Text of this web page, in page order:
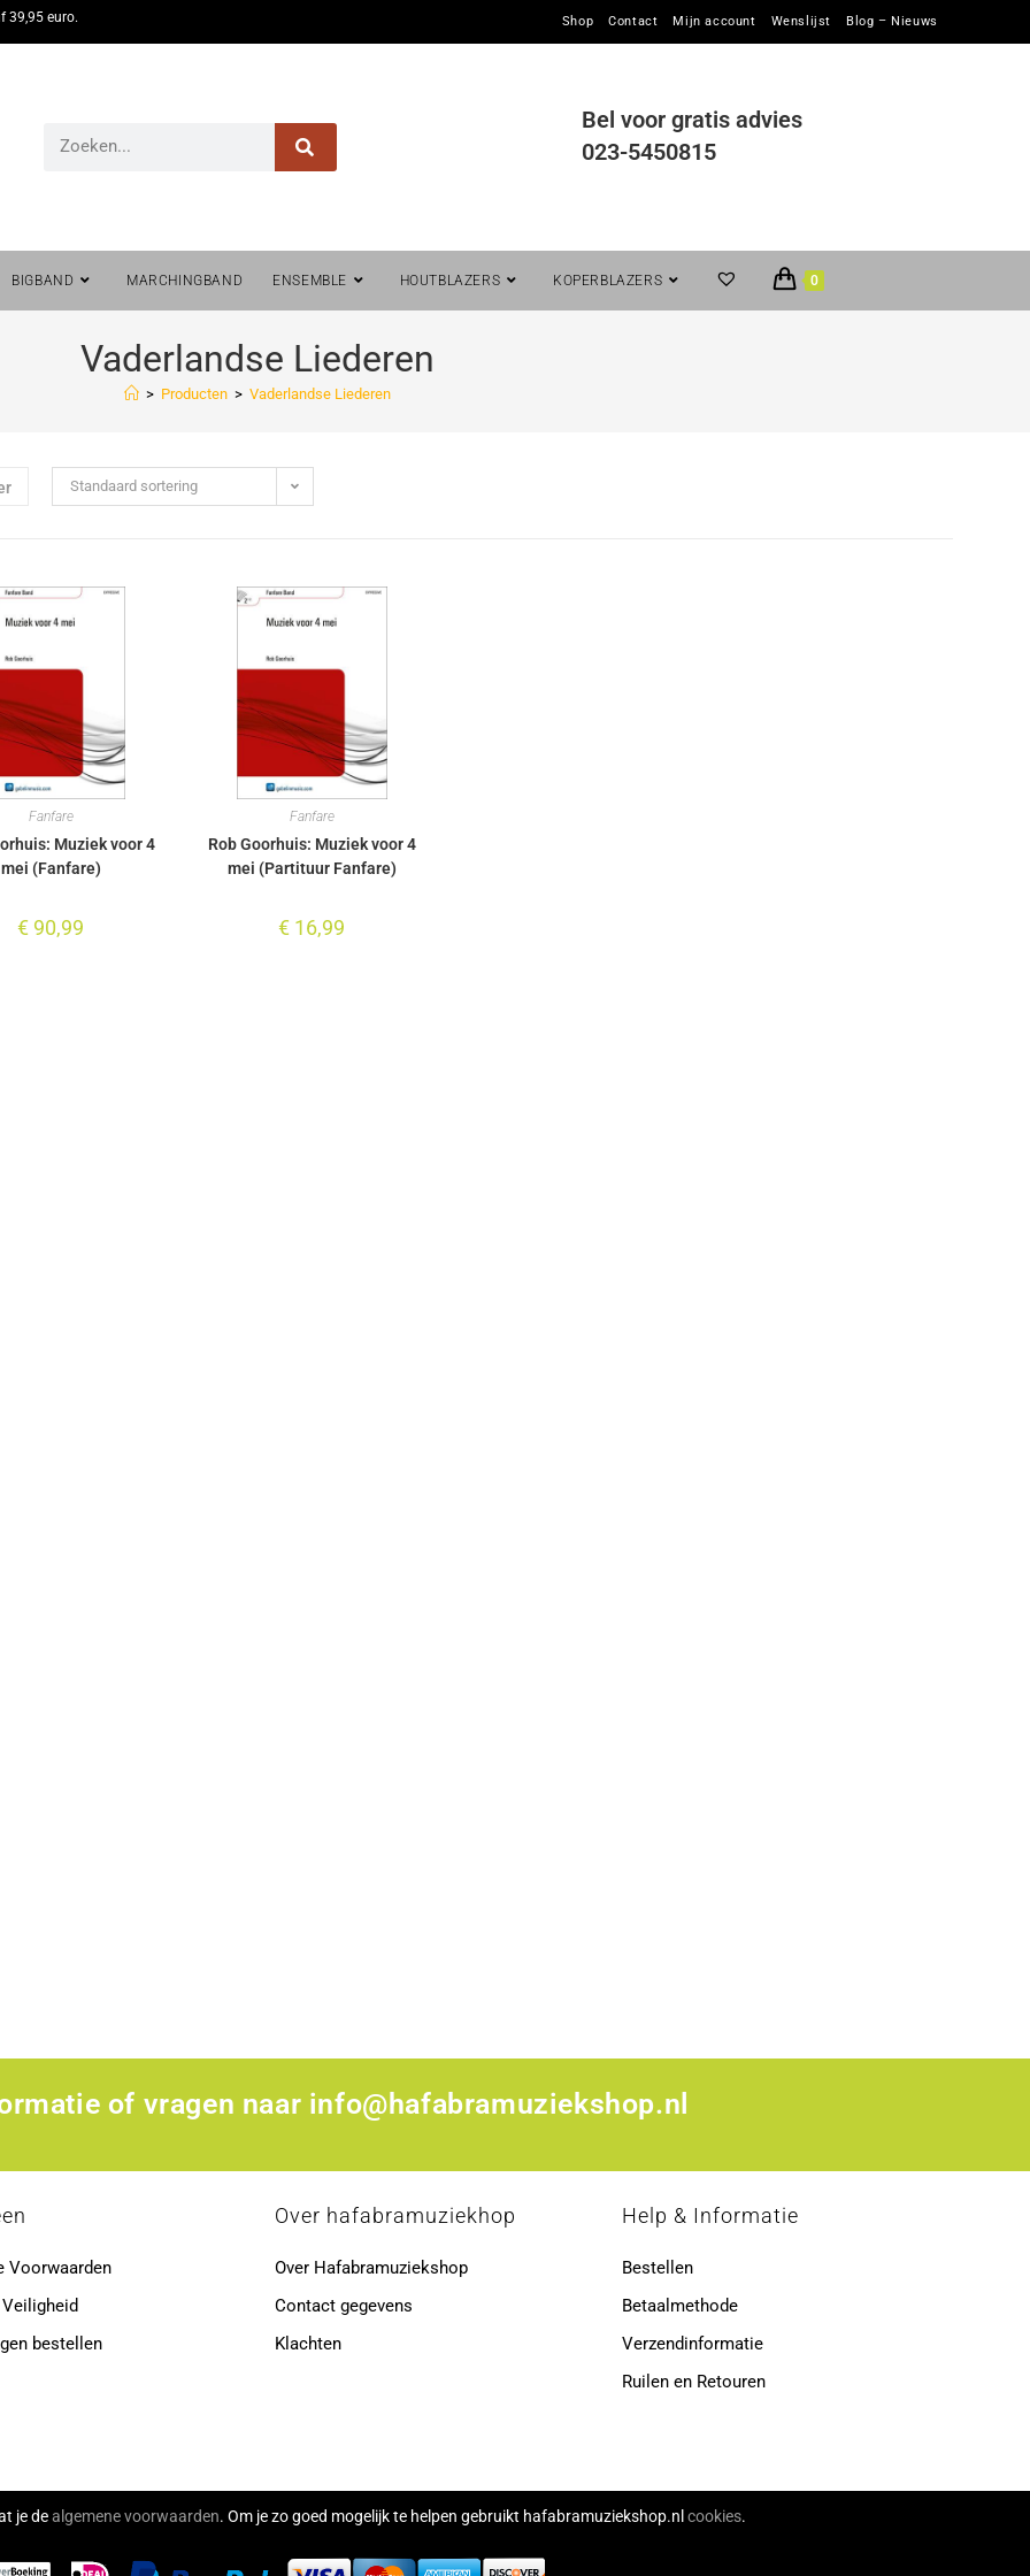
39,95 euro. Shop Contact Mijn account Wenslijst Blog – Nieuws
Bel voor gratis advies
023-5450815
BIGBAND MARCHINGBAND ENSEMBLE HOUTBLAZERS KOPERBLAZERS 0
Vaderlandse Liederen
> Producten > Vaderlandse Liederen
Standaard sortering
Fanfare
Muziek voor 4
mei (Fanfare)
€ 90,99
Fanfare
Rob Goorhuis: Muziek voor 4
mei (Partituur Fanfare)
€ 16,99
of vragen naar info@hafabramuziekshop.nl
Voorwaarden
bestellen
Over hafabramuziekhop
Over Hafabramuziekshop
Contact gegevens
Klachten
Help & Informatie
Bestellen
Betaalmethode
Verzendinformatie
Ruilen en Retouren
je dealgemene voorwaarden. Om je zo goed mogelijk te helpen gebruikt hafabramuziekshop.nl cookies.